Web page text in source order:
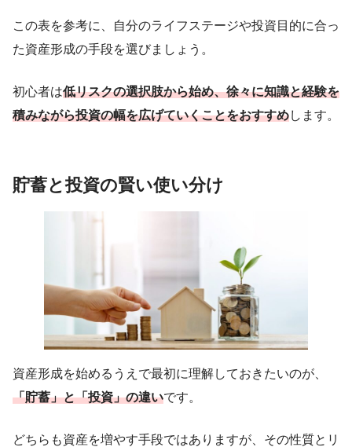
この表を参考に、自分のライフステージや投資目的に合っ
た資産形成の手段を選びましょう。
初心者は低リスクの選択肢から始め、徐々に知識と経験を
積みながら投資の幅を広げていくことをおすすめします。
貯蓄と投資の賢い使い分け
資産形成を始めるうえで最初に理解しておきたいのが、
「貯蓄」と「投資」の違いです。
どちらも資産を増やす手段ではありますが、その性質とリ